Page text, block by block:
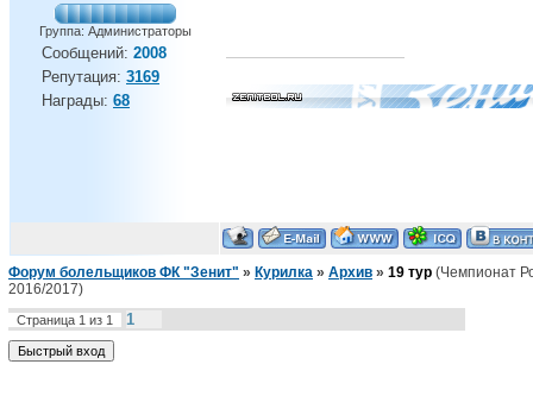
Группа: Администраторы
Сообщений: 2008
Репутация: 3169
Награды: 68
Форум болельщиков ФК "Зенит" » Курилка » Архив » 19 тур (Чемпионат
2016/2017)
Страница 1 из 1 1